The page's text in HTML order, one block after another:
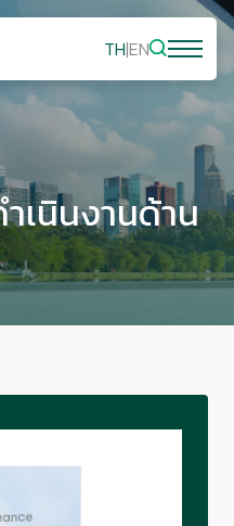
TH|EN
เนินงานด้าน